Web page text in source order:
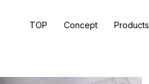
TOP Concept Products